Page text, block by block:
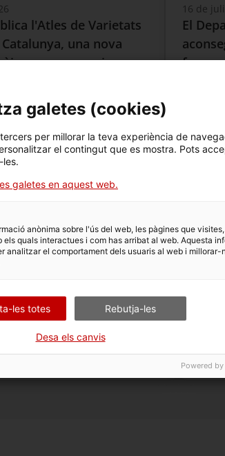
l'Atles de Varietats
una nova
preservar i
Pesca i
16 de
El
fons
vins
Dades de
galetes (cookies)
per millorar la teva experiència de
el contingut que es mostra. Pots
les.
galetes en aquest web.
anònima sobre l'ús del web, les pàgines que
els quals interactues i com has arribat al web. Aquesta
analitzar el comportament dels usuaris al web i millorar-
les totes Rebutja-les
Desa els canvis
Powered by